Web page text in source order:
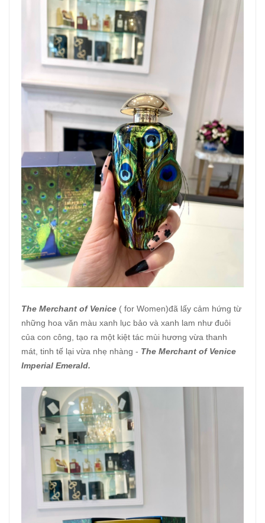
The Merchant of Venice ( for Women)đã lấy cảm hứng từ
những hoa văn màu xanh lục bảo và xanh lam như đuôi
của con công, tạo ra một kiệt tác mùi hương vừa thanh
mát, tinh tế lại vừa nhẹ nhàng - The Merchant of Venice
Imperial Emerald.